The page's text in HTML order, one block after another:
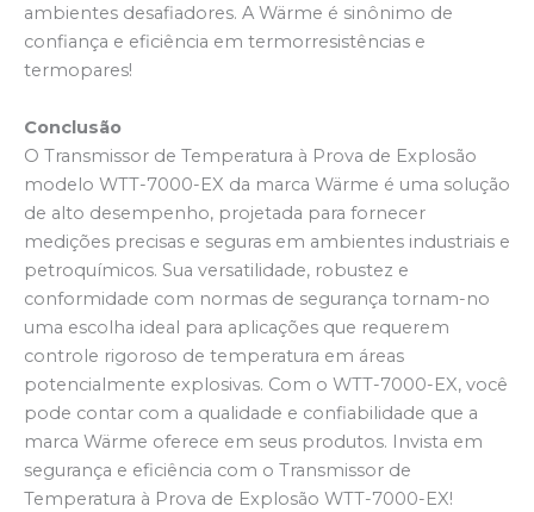
ambientes desafiadores. A Wärme é sinônimo de
confiança e eficiência em termorresistências e
termopares!
Conclusão
O Transmissor de Temperatura à Prova de Explosão
modelo WTT-7000-EX da marca Wärme é uma solução
de alto desempenho, projetada para fornecer
medições precisas e seguras em ambientes industriais e
petroquímicos. Sua versatilidade, robustez e
conformidade com normas de segurança tornam-no
uma escolha ideal para aplicações que requerem
controle rigoroso de temperatura em áreas
potencialmente explosivas. Com o WTT-7000-EX, você
pode contar com a qualidade e confiabilidade que a
marca Wärme oferece em seus produtos. Invista em
segurança e eficiência com o Transmissor de
Temperatura à Prova de Explosão WTT-7000-EX!